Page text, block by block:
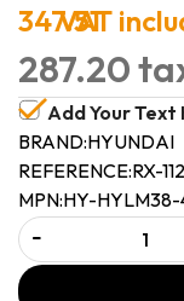
347.51
VAT
287.20
Add Your Text
BRAND:HYUNDAI
REFERENCE:RX-
MPN:HY-
-